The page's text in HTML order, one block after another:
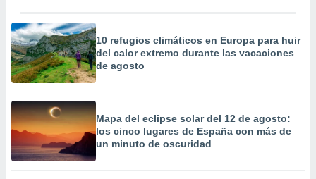
10 refugios climáticos en Europa para huir
del calor extremo durante las vacaciones
de agosto
Mapa del eclipse solar del 12 de agosto:
los cinco lugares de España con más de
un minuto de oscuridad